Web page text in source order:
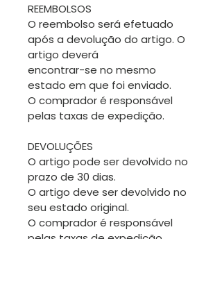
REEMBOLSOS
O reembolso será efetuado
após a devolução do artigo. O
artigo deverá
encontrar-se no mesmo
estado em que foi enviado.
O comprador é responsável
pelas taxas de expedição.
DEVOLUÇÕES
O artigo pode ser devolvido no
prazo de 30 dias.
O artigo deve ser devolvido no
seu estado original.
O comprador é responsável
pelas taxas de expedição